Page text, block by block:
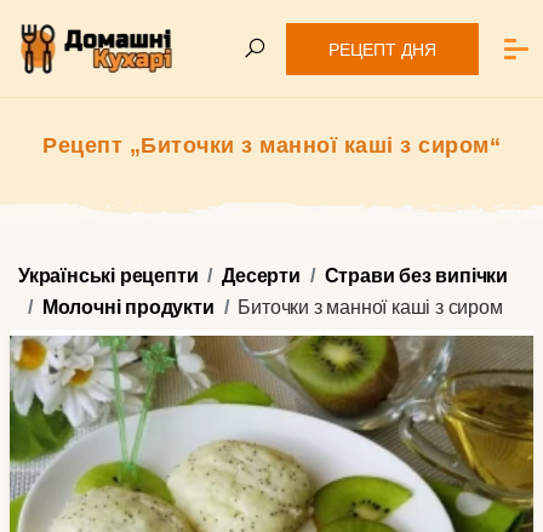
РЕЦЕПТ ДНЯ
Рецепт „Биточки з манної каші з сиром“
Українські рецепти Десерти
Страви без випічки
Молочні продукти
Биточки з манної каші з сиром